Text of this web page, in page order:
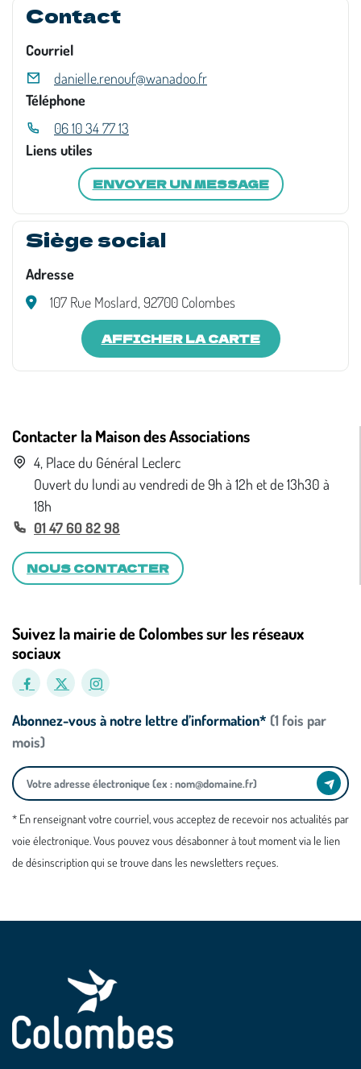
Contact
Courriel
danielle.renouf@wanadoo.fr
Téléphone
06 10 34 77 13
Liens utiles
ENVOYER UN MESSAGE
Siège social
Adresse
107 Rue Moslard, 92700 Colombes
AFFICHER LA CARTE
Contacter la Maison des Associations
4, Place du Général Leclerc
Ouvert du lundi au vendredi de 9h à 12h et de 13h30 à
18h
01 47 60 82 98
NOUS CONTACTER
Suivez la mairie de Colombes sur les réseaux
sociaux
Abonnez-vous à notre lettre d’information* (1 fois par
mois)
* En renseignant votre courriel, vous acceptez de recevoir nos actualités par
voie électronique. Vous pouvez vous désabonner à tout moment via le lien
de désinscription qui se trouve dans les newsletters reçues.